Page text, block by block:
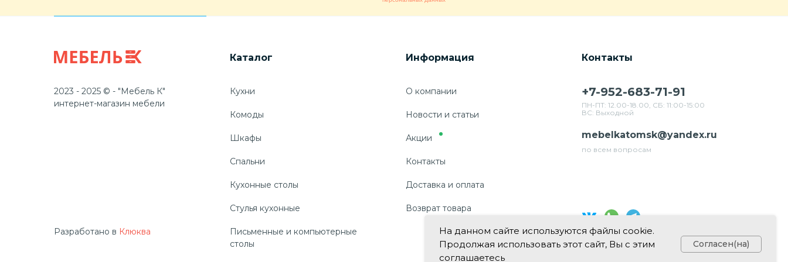
+7-952-683-71-91
ПН-ПТ: 12.00-18.00, СБ: 11:00-15:00
ВС: Выходной
Каталог Информация Контакты
Разработано в Клюква
Кухни
Комоды
Шкафы
Спальни
Кухонные столы
Стулья кухонные
Письменные и компьютерные
столы
mebelkatomsk@yandex.ru
по всем вопросам
2023 - 2025 © - "Мебель К"
интернет-магазин мебели
Свяжитесь с нами в соц. сетях
О компании
Новости и статьи
Акции
Контакты
Доставка и оплата
Возврат товара
На данном сайте используются файлы cookie.
Продолжая использовать этот сайт, Вы с этим
соглашаетесь
Согласен(на)